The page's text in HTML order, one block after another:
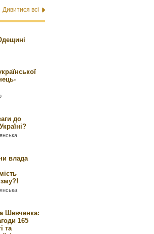
Дивитися всі
до
влада
Шевченка:
165
та